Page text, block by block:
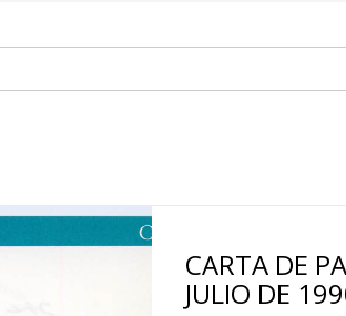
CARTA DE
JULIO DE